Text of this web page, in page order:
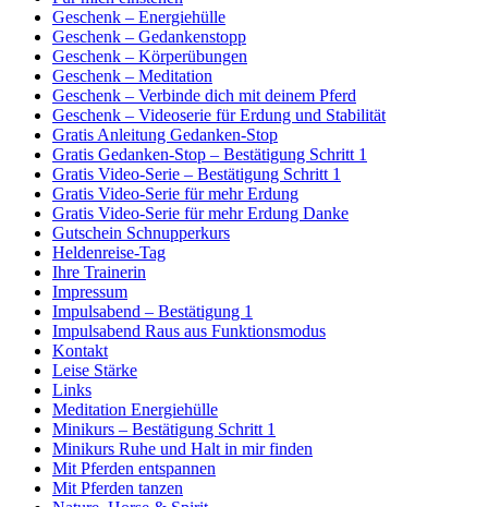
Geschenk – Energiehülle
Geschenk – Gedankenstopp
Geschenk – Körperübungen
Geschenk – Meditation
Geschenk – Verbinde dich mit deinem Pferd
Geschenk – Videoserie für Erdung und Stabilität
Gratis Anleitung Gedanken-Stop
Gratis Gedanken-Stop – Bestätigung Schritt 1
Gratis Video-Serie – Bestätigung Schritt 1
Gratis Video-Serie für mehr Erdung
Gratis Video-Serie für mehr Erdung Danke
Gutschein Schnupperkurs
Heldenreise-Tag
Ihre Trainerin
Impressum
Impulsabend – Bestätigung 1
Impulsabend Raus aus Funktionsmodus
Kontakt
Leise Stärke
Links
Meditation Energiehülle
Minikurs – Bestätigung Schritt 1
Minikurs Ruhe und Halt in mir finden
Mit Pferden entspannen
Mit Pferden tanzen